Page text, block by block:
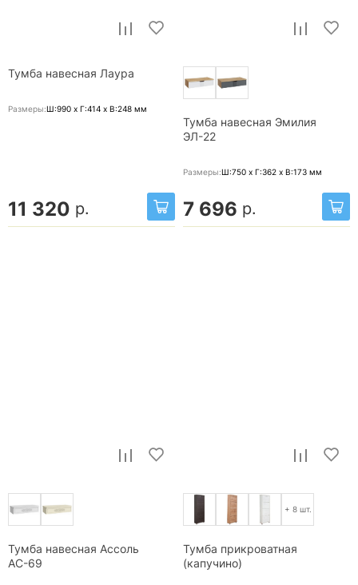
Тумба навесная Лаура
Размеры:Ш:990 x Г:414 x В:248 мм
11 320 р.
Тумба навесная Эмилия
ЭЛ-22
Размеры:Ш:750 x Г:362 x В:173 мм
7 696 р.
Тумба навесная Ассоль
АС-69
+ 8 шт.
Тумба прикроватная
(капучино)